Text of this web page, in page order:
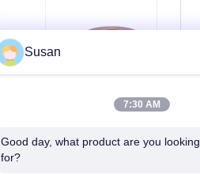
리즘 빨간색과 흰색 6
이름:트럭용 마이크
Susan
7:30 AM
Good day, what product are you looking
for?